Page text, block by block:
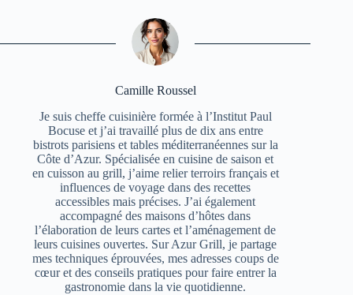
Camille Roussel
Je suis cheffe cuisinière formée à l’Institut Paul
Bocuse et j’ai travaillé plus de dix ans entre
bistrots parisiens et tables méditerranéennes sur la
Côte d’Azur. Spécialisée en cuisine de saison et
en cuisson au grill, j’aime relier terroirs français et
influences de voyage dans des recettes
accessibles mais précises. J’ai également
accompagné des maisons d’hôtes dans
l’élaboration de leurs cartes et l’aménagement de
leurs cuisines ouvertes. Sur Azur Grill, je partage
mes techniques éprouvées, mes adresses coups de
cœur et des conseils pratiques pour faire entrer la
gastronomie dans la vie quotidienne.